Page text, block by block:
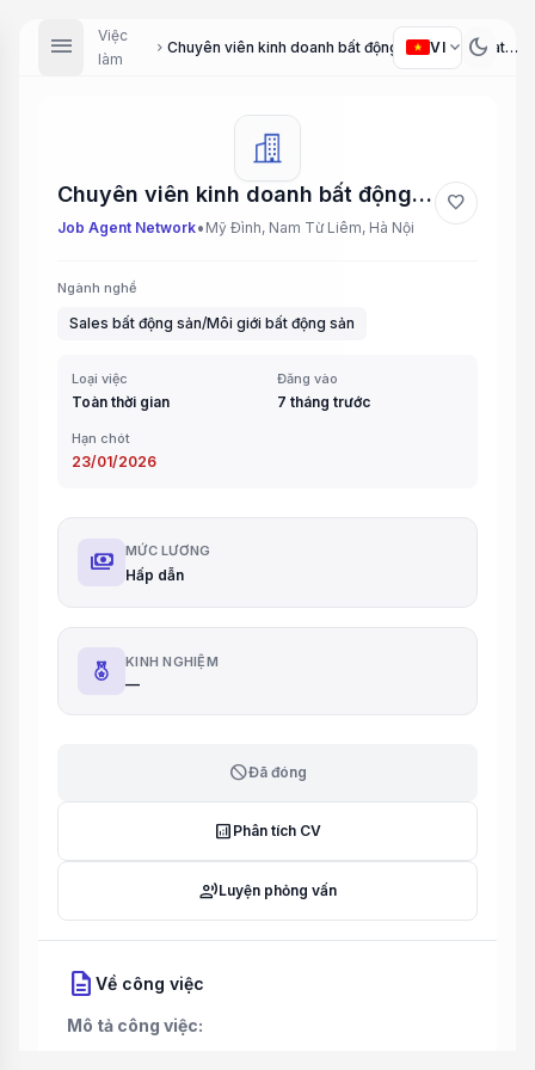
menu
Việc
làm
chevron_right Chuyên viên kinh doanh bất động sản (Real Estate Sales Specialist)
VI expand_more dark_mode
Chuyên viên kinh doanh bất động sản (Real Estate Sales Specialist)
Job Agent Network• Mỹ Đình, Nam Từ Liêm, Hà Nội
favorite
Ngành nghề
Sales bất động sản/Môi giới bất động sản
Loại việc
Toàn thời gian
Đăng vào
7 tháng trước
Hạn chót
23/01/2026
payments MỨC LƯƠNG
Hấp dẫn
KINH NGHIỆM
—
blockĐã đóng
analytics Phân tích CV
record_voice_overLuyện phỏng vấn
description Về công việc
Mô tả công việc: